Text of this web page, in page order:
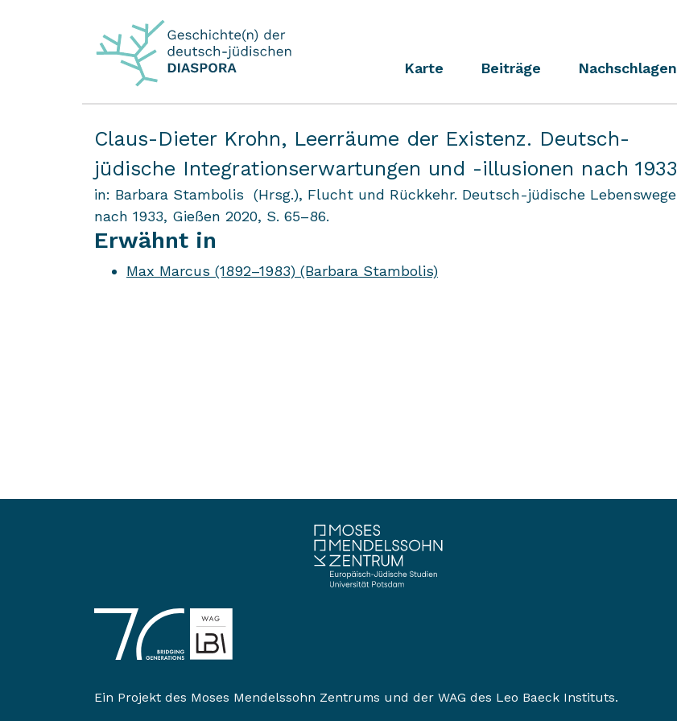
Karte Beiträge Nachschlagen
Claus-Dieter Krohn, Leerräume der Existenz. Deutsch-
jüdische Integrationserwartungen und -illusionen nach 1933
in: Barbara Stambolis (Hrsg.), Flucht und Rückkehr. Deutsch-jüdische Lebenswege
nach 1933, Gießen 2020, S. 65–86.
Erwähnt in
Max Marcus (1892–1983) (Barbara Stambolis)
Ein Projekt des Moses Mendelssohn Zentrums und der WAG des Leo Baeck Instituts.